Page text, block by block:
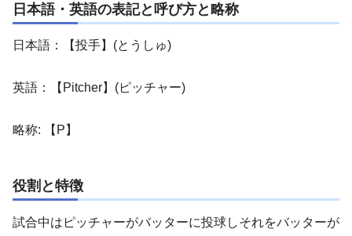
日本語・英語の表記と呼び方と略称
日本語：【投手】(とうしゅ)
英語：【Pitcher】(ピッチャー)
略称: 【P】
役割と特徴
試合中はピッチャーがバッターに投球しそれをバッターが